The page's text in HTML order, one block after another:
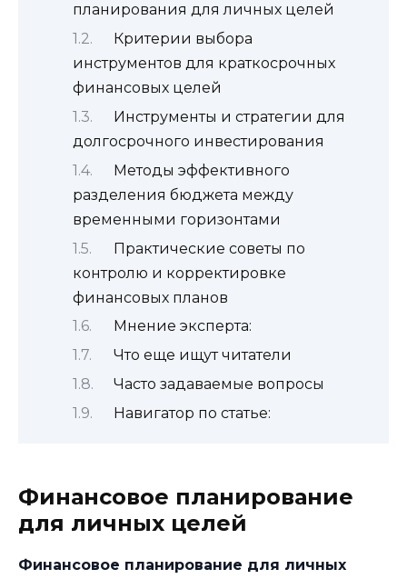
планирования для личных целей
Критерии выбора
инструментов для краткосрочных
финансовых целей
Инструменты и стратегии для
долгосрочного инвестирования
Методы эффективного
разделения бюджета между
временными горизонтами
Практические советы по
контролю и корректировке
финансовых планов
Мнение эксперта:
Что еще ищут читатели
Часто задаваемые вопросы
Навигатор по статье:
Финансовое планирование
для личных целей
Финансовое планирование для личных